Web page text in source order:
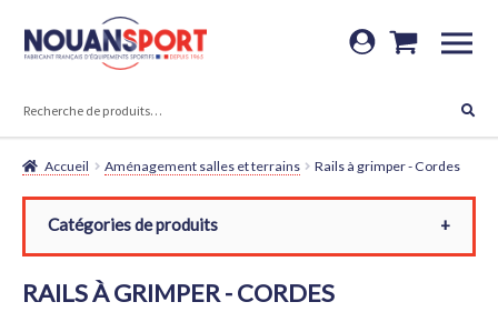
Aller
Aller
Accueil Aménagement salles et terrains Rails à grimper - Cordes
RAILS À GRIMPER - CORDES
Catégories de produits
Aménagement salles et terrains